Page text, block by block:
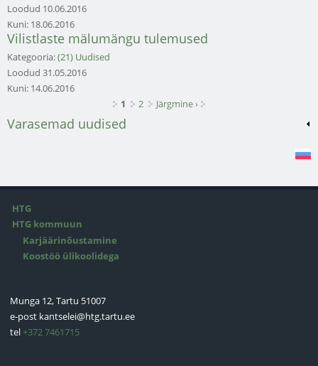
Loodud 10.06.2016
Kuni: 18.06.2016
Vilistlaste mälumängu tulemused
Kategooria:(21) Uudised
Loodud 31.05.2016
Kuni: 14.06.2016
1 2 Järgmine ›
Varasemad uudised
HTG
HTG kommuun
Karjäärinõustamine
Koostöö ülikoolidega
Munga 12, Tartu 51007
e-post kantselei@htg.tartu.ee
tel+372 7461715